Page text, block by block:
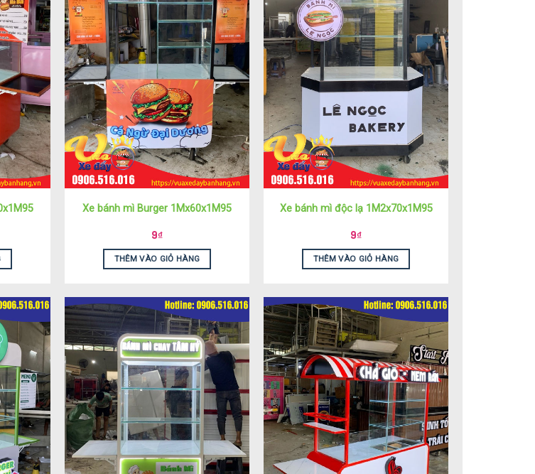
Xe bánh mì Burger 1Mx60x1M95
9₫
THÊM VÀO GIỎ HÀNG
Xe bánh mì độc lạ 1M2x70x1M95
9₫
THÊM VÀO GIỎ HÀNG